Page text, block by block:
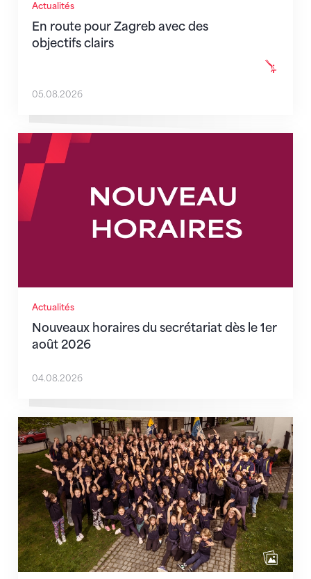
Actualités
En route pour Zagreb avec des
objectifs clairs
05.08.2026
Actualités
Nouveaux horaires du secrétariat dès le 1er
août 2026
Nouveaux horaires du secrétariat dès le 1er août
04.08.2026
Quand l’inclusion devient une évidence